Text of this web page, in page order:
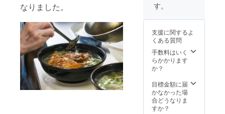
なりました。
予定時
前に届
く場合
がござ
いま
本文の
「■リ
ターン
際に、
引き上
げるこ
とがで
きま
せ支援
で応援
しよ
年 ・幻
子・幻
の
シュー
マイ・
スポト
レ餃子
／８ヵ
餃子１
個入
（冷
凍） ■
スポト
16個入
（冷
凍） を
す。
支援に関するよ
くある質問
手数料はいく
らかかります
か？
目標金額に届
かなかった場
合どうなりま
すか？